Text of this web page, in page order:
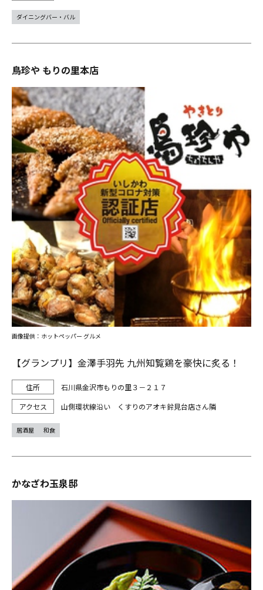
ダイニングバー・バル
鳥珍や もりの里本店
【グランプリ】金澤手羽先 九州知覧鶏を豪快に炙る！
石川県金沢市もりの里３－２１７
山側環状線沿い くすりのアオキ鈴見台店さん隣
画像提供：ホットペッパー グルメ
居酒屋 和食
かなざわ玉泉邸